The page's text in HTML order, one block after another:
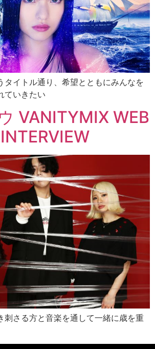
タイトル通り、希望とともにみんなを
ていきたい
VANITYMIX WEB
刺さる方と音楽を通して一緒に歳を重